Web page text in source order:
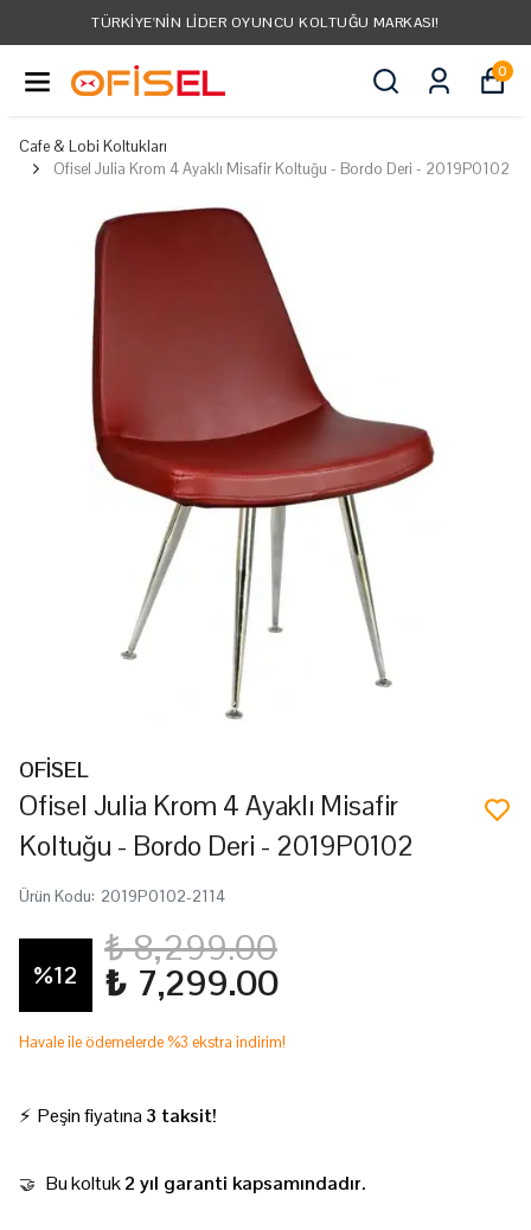
TÜRKIYE'NIN LIDER OYUNCU KOLTUĞU MARKASI!
0
Cafe & Lobi Koltukları
Ofisel Julia Krom 4 Ayaklı Misafir Koltuğu - Bordo Deri - 2019P0102
OFİSEL
Ofisel Julia Krom 4 Ayaklı Misafir
Koltuğu - Bordo Deri - 2019P0102
Ürün Kodu: 2019P0102-2114
%12
₺ 8,299.00
₺ 7,299.00
Havale ile ödemelerde %3 ekstra indirim!
⚡ Peşin fiyatına 3 taksit!
🤝 Bu koltuk2 yıl garanti kapsamındadır.